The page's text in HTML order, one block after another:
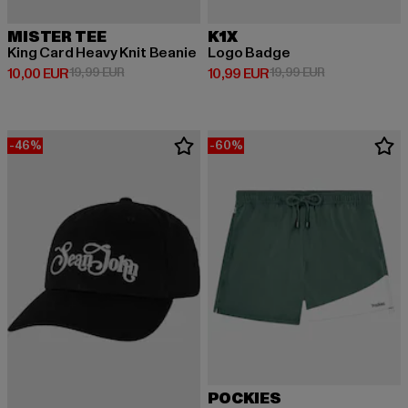
MISTER TEE
King Card Heavy Knit Beanie
10,00 EUR
Ajankohtainen hinta: 10,00 EUR
19,99 EURKampanjahinta: 19,99 EUR
K1X
Logo Badge
10,99 EUR
Ajankohtainen hinta: 10,99 EUR
19,99 EUR
-46% -60%
POCKIES